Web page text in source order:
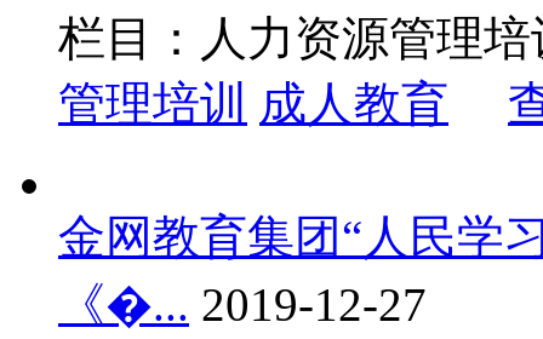
栏目：人力资源管理
管理培训 成人教育
金网教育集团“人民学
《�... 2019-12-27